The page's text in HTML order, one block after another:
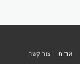
אודות צור קשר